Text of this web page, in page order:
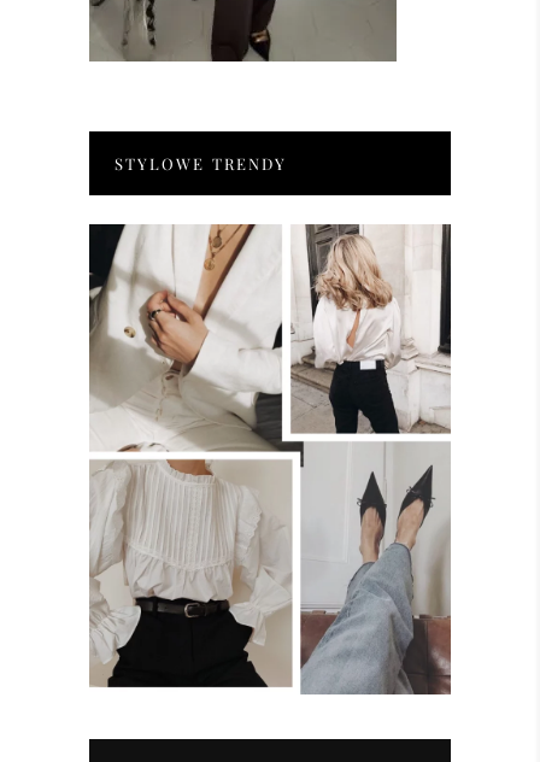
STYLOWE TRENDY